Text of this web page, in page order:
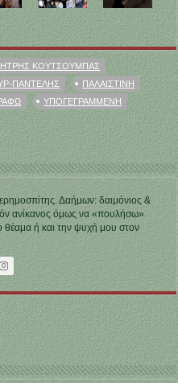
ΚΟΥΤΣΟΎΜΠΑΣ
ΠΑΝΤΕΛΉΣ
ΠΑΛΑΙΣΤΊΝΗ
ΥΠΟΓΕΓΡΑΜΜΈΝΗ
Δαήμων: δαιμόνιος &
ανίκανος όμως να «πουλήσω»
θέαμα ή και την ψυχή μου στον